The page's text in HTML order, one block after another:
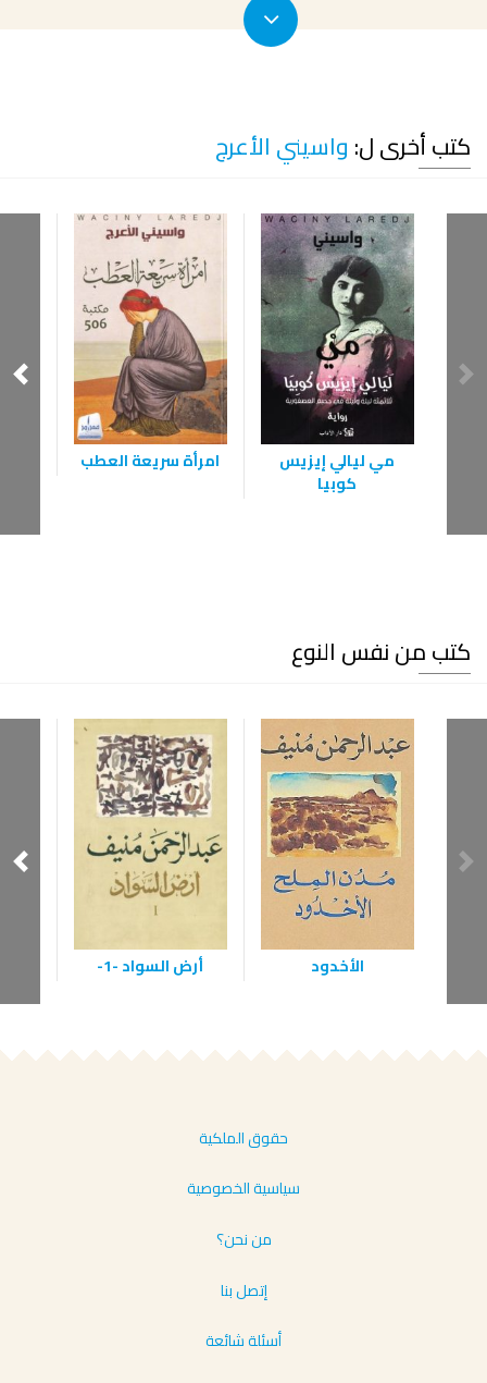
كتب أخرى ل: واسيني الأعرج
مي ليالي إيزيس
كوبيا
امرأة سريعة العطب
كتب من نفس النوع
الأخدود أرض السواد -1-
حقوق الملكية
سياسية الخصوصية
من نحن؟
إتصل بنا
أسئلة شائعة